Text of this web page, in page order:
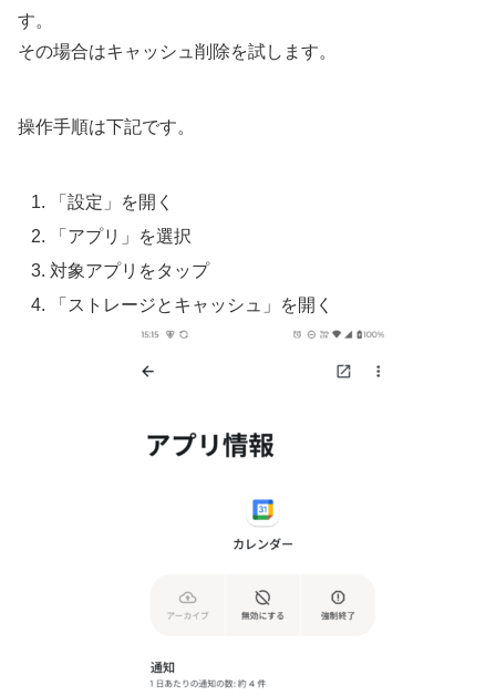
す。
その場合はキャッシュ削除を試します。
操作手順は下記です。
「設定」を開く
「アプリ」を選択
対象アプリをタップ
「ストレージとキャッシュ」を開く